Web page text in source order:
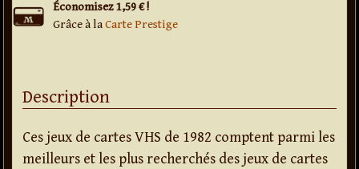
Économisez 1,59 € !
Grâce à laCarte Prestige
Description
Ces jeux de cartes VHS de 1982 comptent parmi les
meilleurs et les plus recherchés des jeux de cartes